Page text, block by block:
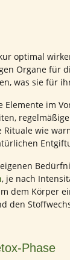
optimal
Organe für
was sie für
im
wie
, je nach
dem Körper
den
Phase